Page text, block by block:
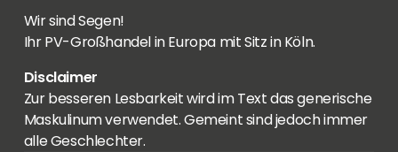
Wir sind Segen!
Ihr PV-Großhandel in Europa mit Sitz in Köln.
Disclaimer
Zur besseren Lesbarkeit wird im Text das generische
Maskulinum verwendet. Gemeint sind jedoch immer
alle Geschlechter.